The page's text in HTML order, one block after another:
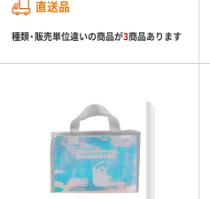
直送品
種類・販売単位違いの商品が3商品あります